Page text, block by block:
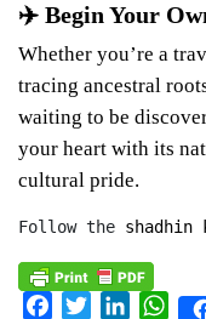
✈️ Begin Your
Whether you’re a
tracing ancestral
waiting to be
your heart with its
cultural pride.
Follow the shadhin
FacebookTwitterLinkedIn